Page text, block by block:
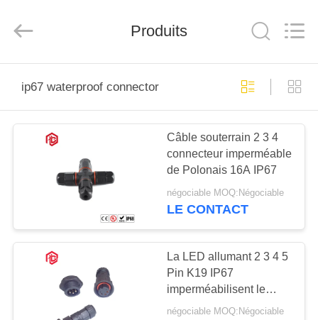
PRODUITS
SUJET
NOUS
VISITE
D'USINE
Ltd..
Produits
ip67 waterproof connector
Câble souterrain 2 3 4
connecteur imperméable
de Polonais 16A IP67
négociable MOQ:Négociable
LE CONTACT
La LED allumant 2 3 4 5
Pin K19 IP67
imperméabilisent le
connecteur
négociable MOQ:Négociable